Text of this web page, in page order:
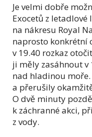
Je velmi dobře
Exocetů z letadlové
na nákresu Royal
naprosto konkrétní
v 19.40 rozkaz
ji měly zasáhnout v
nad hladinou
a přerušily
O dvě minuty
k záchranné akci,
z vody.